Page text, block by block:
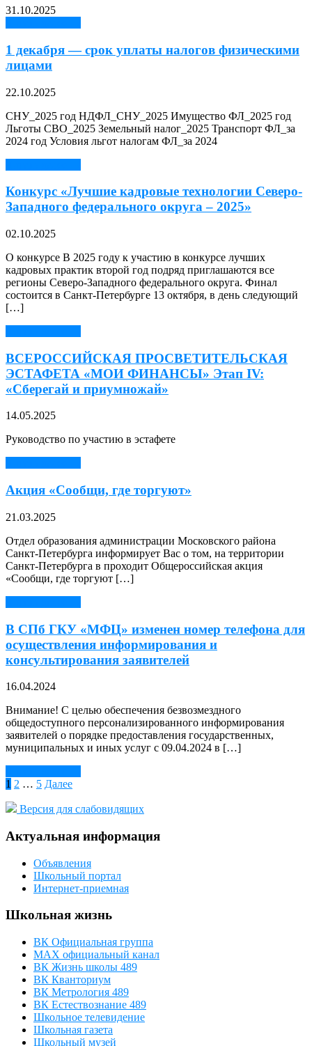
31.10.2025
1 декабря — срок уплаты налогов физическими
лицами
22.10.2025
СНУ_2025 год НДФЛ_СНУ_2025 Имущество ФЛ_2025 год
Льготы СВО_2025 Земельный налог_2025 Транспорт ФЛ_за
2024 год Условия льгот налогам ФЛ_за 2024
Конкурс «Лучшие кадровые технологии Северо-
Западного федерального округа – 2025»
02.10.2025
О конкурсе В 2025 году к участию в конкурсе лучших
кадровых практик второй год подряд приглашаются все
регионы Северо-Западного федерального округа. Финал
состоится в Санкт-Петербурге 13 октября, в день следующий
[…]
ВСЕРОССИЙСКАЯ ПРОСВЕТИТЕЛЬСКАЯ
ЭСТАФЕТА «МОИ ФИНАНСЫ» Этап IV:
«Сберегай и приумножай»
14.05.2025
Руководство по участию в эстафете
Акция «Сообщи, где торгуют»
21.03.2025
Отдел образования администрации Московского района
Санкт-Петербурга информирует Вас о том, на территории
Санкт-Петербурга в проходит Общероссийская акция
«Сообщи, где торгуют […]
В СПб ГКУ «МФЦ» изменен номер телефона для
осуществления информирования и
консультирования заявителей
16.04.2024
Внимание! С целью обеспечения безвозмездного
общедоступного персонализированного информирования
заявителей о порядке предоставления государственных,
муниципальных и иных услуг с 09.04.2024 в […]
Навигация
по
1 2 … 5 Далее
Версия для слабовидящих
Актуальная информация
Объявления
Школьный портал
Интернет-приемная
Школьная жизнь
ВК Официальная группа
МАХ официальный канал
ВК Жизнь школы 489
ВК Кванториум
ВК Метрология 489
ВК Естествознание 489
Школьное телевидение
Школьная газета
Школьный музей